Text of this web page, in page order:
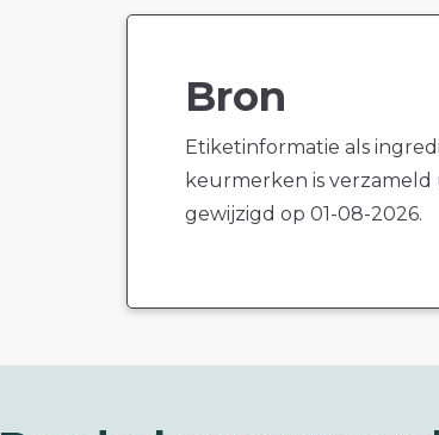
Bron
Etiketinformatie als
keurmerken is verzameld
gewijzigd op 01-08-2026.